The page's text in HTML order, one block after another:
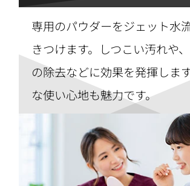
専用のパウダーをジェット水
きつけます。しつこい汚れや
の除去などに効果を発揮しま
な使い心地も魅力です。